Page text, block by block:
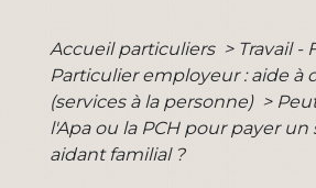
Accueil particuliers > Travail -
Particulier employeur : aide à
(services à la personne) >
l'Apa ou la PCH pour payer un
aidant familial ?